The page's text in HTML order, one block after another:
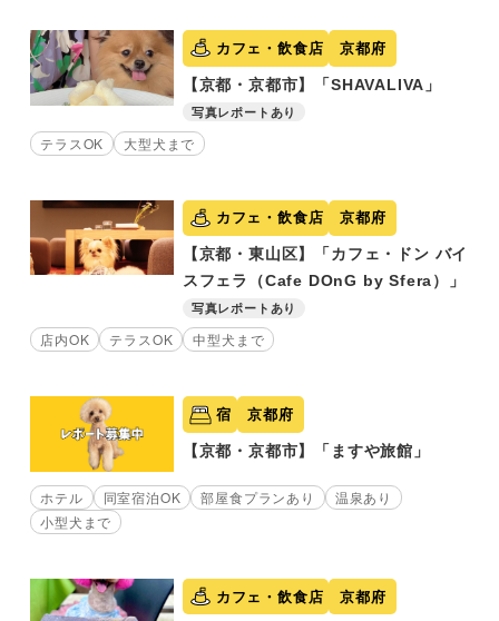
カフェ・飲食店 京都府
【京都・京都市】「SHAVALIVA」
写真レポートあり
テラスOK 大型犬まで
カフェ・飲食店 京都府
【京都・東山区】「カフェ・ドン バイ
スフェラ（Cafe DOnG by Sfera）」
写真レポートあり
店内OK テラスOK 中型犬まで
宿 京都府
【京都・京都市】「ますや旅館」
ホテル 同室宿泊OK 部屋食プランあり
温泉あり
小型犬まで
カフェ・飲食店 京都府